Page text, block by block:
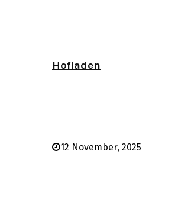
Hofladen
12 November, 2025